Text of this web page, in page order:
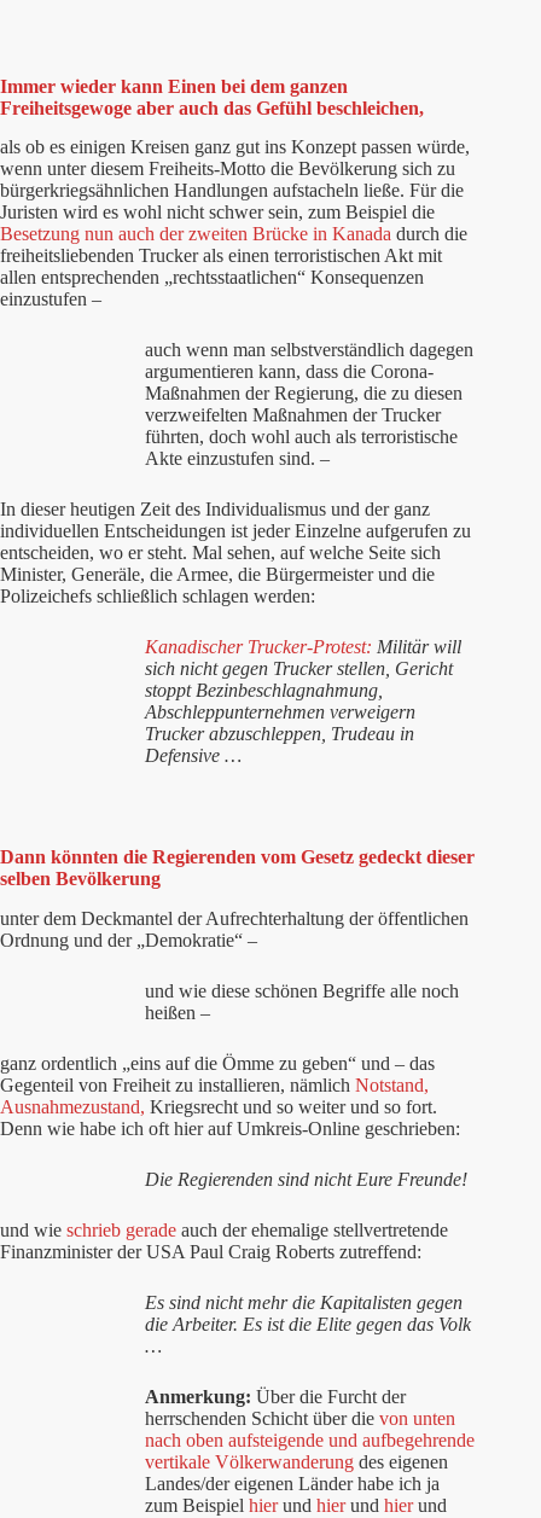
Immer wieder kann Einen bei dem ganzen
Freiheitsgewoge aber auch das Gefühl beschleichen,
als ob es einigen Kreisen ganz gut ins Konzept passen würde,
wenn unter diesem Freiheits-Motto die Bevölkerung sich zu
bürgerkriegsähnlichen Handlungen aufstacheln ließe. Für die
Juristen wird es wohl nicht schwer sein, zum Beispiel die
Besetzung nun auch der zweiten Brücke in Kanada durch die
freiheitsliebenden Trucker als einen terroristischen Akt mit
allen entsprechenden „rechtsstaatlichen“ Konsequenzen
einzustufen –
auch wenn man selbstverständlich dagegen
argumentieren kann, dass die Corona-
Maßnahmen der Regierung, die zu diesen
verzweifelten Maßnahmen der Trucker
führten, doch wohl auch als terroristische
Akte einzustufen sind. –
In dieser heutigen Zeit des Individualismus und der ganz
individuellen Entscheidungen ist jeder Einzelne aufgerufen zu
entscheiden, wo er steht. Mal sehen, auf welche Seite sich
Minister, Generäle, die Armee, die Bürgermeister und die
Polizeichefs schließlich schlagen werden:
Kanadischer Trucker-Protest: Militär will
sich nicht gegen Trucker stellen, Gericht
stoppt Bezinbeschlagnahmung,
Abschleppunternehmen verweigern
Trucker abzuschleppen, Trudeau in
Defensive …
Dann könnten die Regierenden vom Gesetz gedeckt dieser
selben Bevölkerung
unter dem Deckmantel der Aufrechterhaltung der öffentlichen
Ordnung und der „Demokratie“ –
und wie diese schönen Begriffe alle noch
heißen –
ganz ordentlich „eins auf die Ömme zu geben“ und – das
Gegenteil von Freiheit zu installieren, nämlich Notstand,
Ausnahmezustand, Kriegsrecht und so weiter und so fort.
Denn wie habe ich oft hier auf Umkreis-Online geschrieben:
Die Regierenden sind nicht Eure Freunde!
und wie schrieb gerade auch der ehemalige stellvertretende
Finanzminister der USA Paul Craig Roberts zutreffend:
Es sind nicht mehr die Kapitalisten gegen
die Arbeiter. Es ist die Elite gegen das Volk
…
Anmerkung: Über die Furcht der
herrschenden Schicht über die von unten
nach oben aufsteigende und aufbegehrende
vertikale Völkerwanderung des eigenen
Landes/der eigenen Länder habe ich ja
zum Beispiel hierund hierund hierund